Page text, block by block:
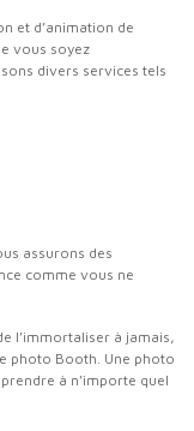
et d’animation de
vous soyez
divers services tels
assurons des
comme vous ne
l’immortaliser à jamais,
photo Booth. Une photo
à n’importe quel